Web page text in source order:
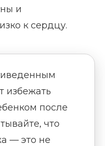
и
к сердцу.
избежать
после
что
— это не